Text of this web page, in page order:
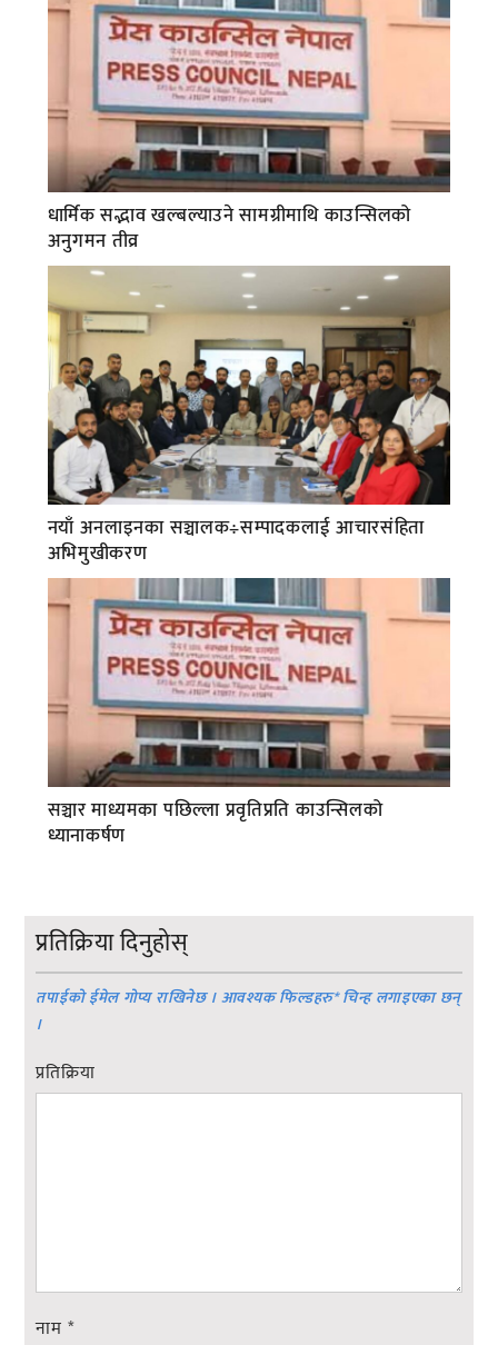
धार्मिक सद्भाव खल्बल्याउने सामग्रीमाथि काउन्सिलको
अनुगमन तीव्र
नयाँ अनलाइनका सञ्चालक÷सम्पादकलाई आचारसंहिता
अभिमुखीकरण
सञ्चार माध्यमका पछिल्ला प्रवृतिप्रति काउन्सिलको
ध्यानाकर्षण
प्रतिक्रिया दिनुहोस्
तपाईको ईमेल गोप्य राखिनेछ । आवश्यक फिल्डहरु*चिन्ह लगाइएका छन्
।
प्रतिक्रिया
नाम *